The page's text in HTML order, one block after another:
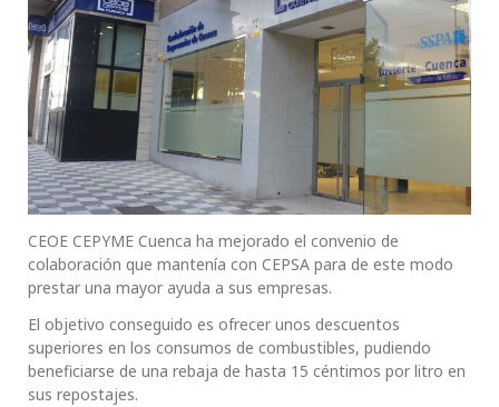
CEOE CEPYME Cuenca ha mejorado el convenio de
colaboración que mantenía con CEPSA para de este modo
prestar una mayor ayuda a sus empresas.
El objetivo conseguido es ofrecer unos descuentos
superiores en los consumos de combustibles, pudiendo
beneficiarse de una rebaja de hasta 15 céntimos por litro en
sus repostajes.